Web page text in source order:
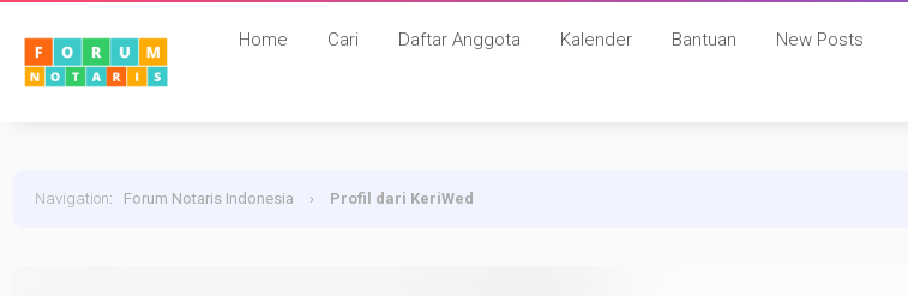
Home Cari Daftar Anggota Kalender Bantuan New Posts
Navigation: Forum Notaris Indonesia › Profil dari KeriWed